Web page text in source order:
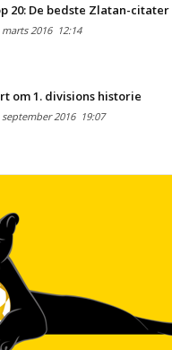
20: De bedste Zlatan-citater
marts 201612:14
om 1. divisions historie
september 201619:07